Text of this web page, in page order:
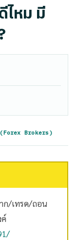
ไหม มี
(Forex Brokers)
ก/เทรด/ถอน